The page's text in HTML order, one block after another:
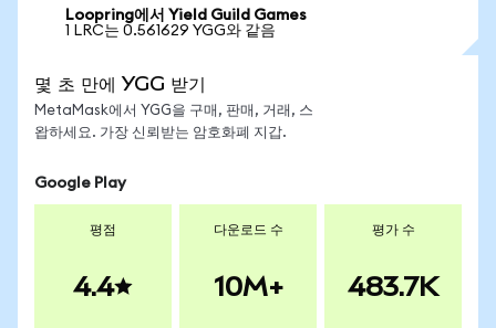
Loopring에서 Yield Guild Games
1 LRC는 0.561629 YGG와 같음
몇 초 만에 YGG 받기
MetaMask에서 YGG을 구매, 판매, 거래, 스
왑하세요. 가장 신뢰받는 암호화폐 지갑.
Google Play
평점
4.4
다운로드 수
10M+
평가 수
483.7K